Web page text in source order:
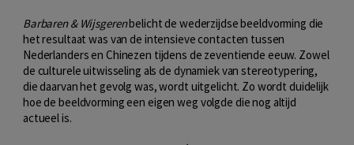
Barbaren & Wijsgerenbelicht de wederzijdse beeldvorming die
het resultaat was van de intensieve contacten tussen
Nederlanders en Chinezen tijdens de zeventiende eeuw. Zowel
de culturele uitwisseling als de dynamiek van stereotypering,
die daarvan het gevolg was, wordt uitgelicht. Zo wordt duidelijk
hoe de beeldvorming een eigen weg volgde die nog altijd
actueel is.